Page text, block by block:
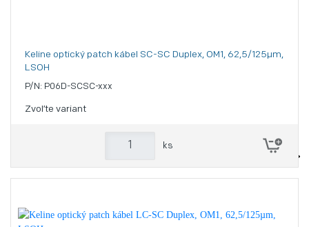
Keline optický patch kábel SC-SC Duplex, OM1, 62,5/125µm,
LSOH
P/N: P06D-SCSC-xxx
Zvoľte variant
ks